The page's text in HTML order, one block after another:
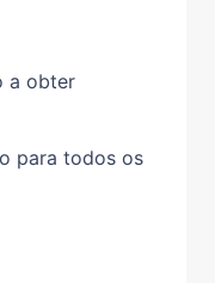
a obter
para todos os